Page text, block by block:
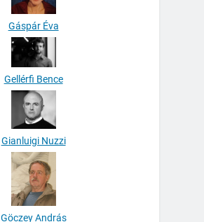
Gáspár Éva
Gellérfi Bence
Gianluigi Nuzzi